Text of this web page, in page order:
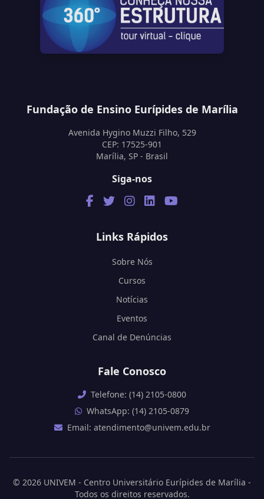
Fundação de Ensino Eurípides de Marília
Avenida Hygino Muzzi Filho, 529
CEP: 17525-901
Marília, SP - Brasil
Siga-nos
Links Rápidos
Sobre Nós
Cursos
Notícias
Eventos
Canal de Denúncias
Fale Conosco
Telefone: (14) 2105-0800
WhatsApp: (14) 2105-0879
Email: atendimento@univem.edu.br
© 2026 UNIVEM - Centro Universitário Eurípides de Marília -
Todos os direitos reservados.